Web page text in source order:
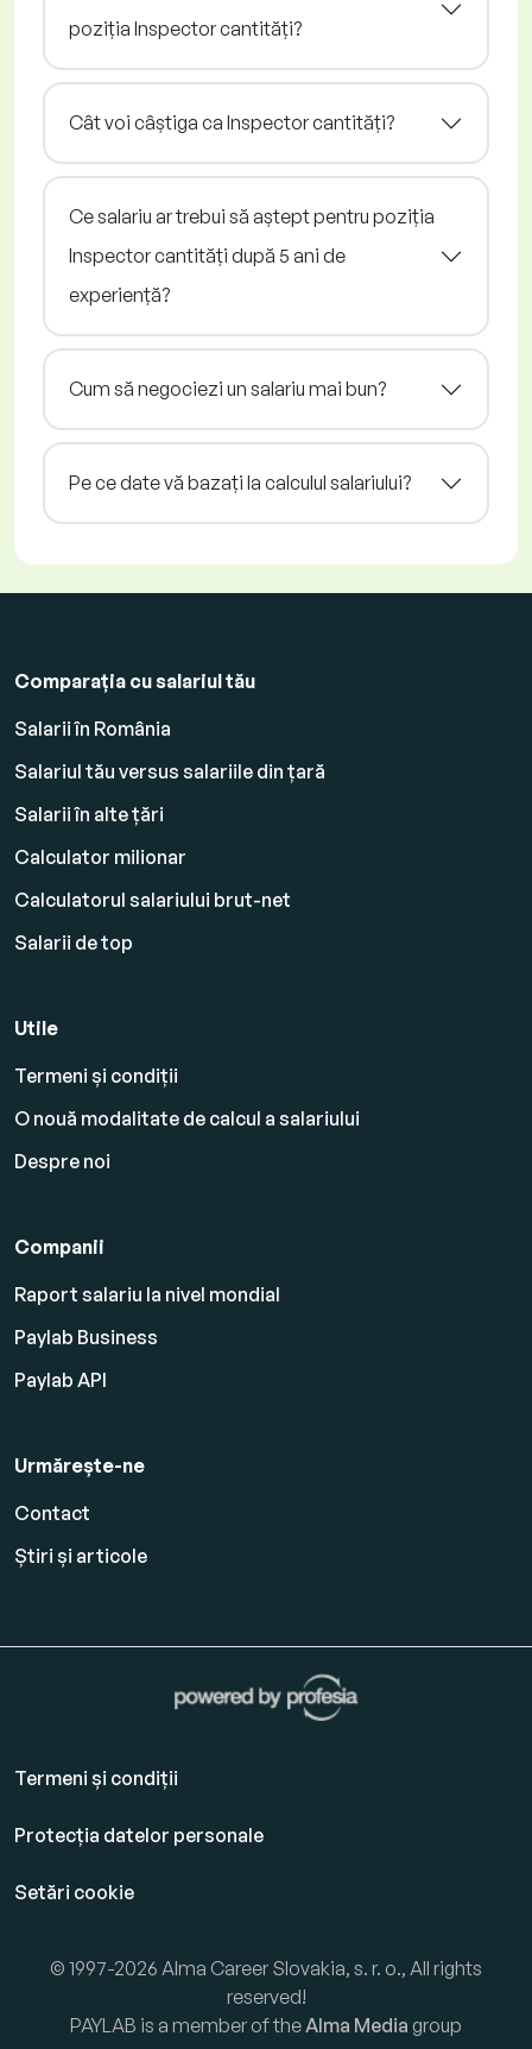
poziția Inspector cantități?
Cât voi câștiga ca Inspector cantități?
Ce salariu ar trebui să aștept pentru poziția
Inspector cantități după 5 ani de
experiență?
Cum să negociezi un salariu mai bun?
Pe ce date vă bazați la calculul salariului?
Comparația cu salariul tău
Salarii în România
Salariul tău versus salariile din țară
Salarii în alte țări
Calculator milionar
Calculatorul salariului brut-net
Salarii de top
Utile
Termeni și condiții
O nouă modalitate de calcul a salariului
Despre noi
Companii
Raport salariu la nivel mondial
Paylab Business
Paylab API
Urmărește-ne
Contact
Știri și articole
Termeni și condiții
Protecția datelor personale
Setări cookie
© 1997-2026 Alma Career Slovakia, s. r. o., All rights
reserved!
PAYLAB is a member of theAlma Media group